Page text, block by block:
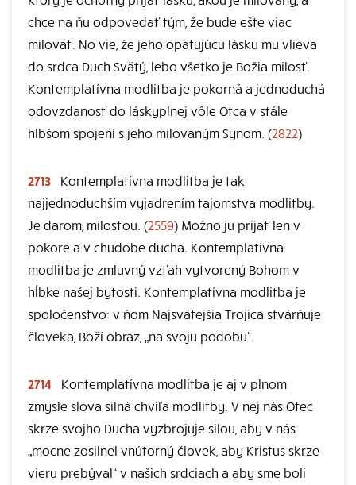
chce na ňu odpovedať tým, že bude ešte viac
milovať. No vie, že jeho opätujúcu lásku mu vlieva
do srdca Duch Svätý, lebo všetko je Božia milosť.
Kontemplatívna modlitba je pokorná a jednoduchá
odovzdanosť do láskyplnej vôle Otca v stále
hlbšom spojení s jeho milovaným Synom. (2822)
2713
Kontemplatívna modlitba je tak
najjednoduchším vyjadrením tajomstva modlitby.
Je darom, milosťou. (2559) Možno ju prijať len v
pokore a v chudobe ducha. Kontemplatívna
modlitba je zmluvný vzťah vytvorený Bohom v
hĺbke našej bytosti. Kontemplatívna modlitba je
spoločenstvo: v ňom Najsvätejšia Trojica stvárňuje
človeka, Boží obraz, „na svoju podobu“.
2714
Kontemplatívna modlitba je aj v plnom
zmysle slova silná chvíľa modlitby. V nej nás Otec
skrze svojho Ducha vyzbrojuje silou, aby v nás
„mocne zosilnel vnútorný človek, aby Kristus skrze
vieru prebýval“ v našich srdciach a aby sme boli